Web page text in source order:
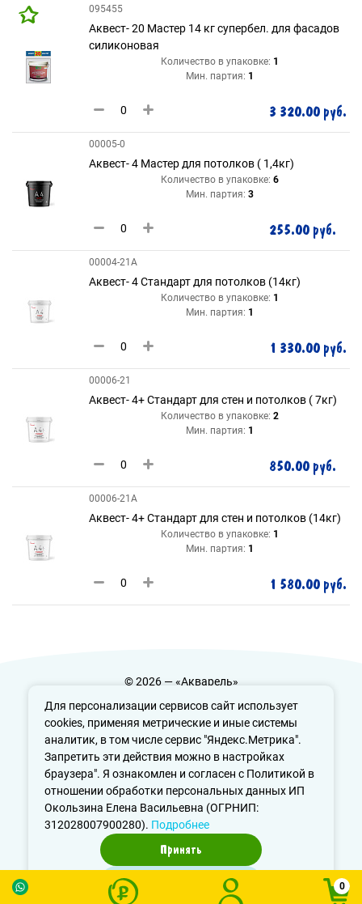
Для персонализации сервисов сайт использует
cookies, применяя метрические и иные системы
аналитик, в том числе сервис "Яндекс.Метрика".
Запретить эти действия можно в настройках
браузера". Я ознакомлен и согласен с Политикой в
отношении обработки персональных данных ИП
Окользина Елена Васильевна (ОГРНИП:
312028007900280). Подробнее
Принять
0
095455
Аквест- 20 Мастер 14 кг супербел. для фасадов
силиконовая
Количество в упаковке: 1
Мин. партия: 1
3 320.00 руб.
00005-0
Аквест- 4 Мастер для потолков ( 1,4кг)
Количество в упаковке: 6
Мин. партия: 3
255.00 руб.
00004-21А
Аквест- 4 Стандарт для потолков (14кг)
Количество в упаковке: 1
Мин. партия: 1
1 330.00 руб.
00006-21
Аквест- 4+ Стандарт для стен и потолков ( 7кг)
Количество в упаковке: 2
Мин. партия: 1
850.00 руб.
00006-21А
Аквест- 4+ Стандарт для стен и потолков (14кг)
Количество в упаковке: 1
Мин. партия: 1
1 580.00 руб.
© 2026 — «Акварель»
Политика конфиденциальности